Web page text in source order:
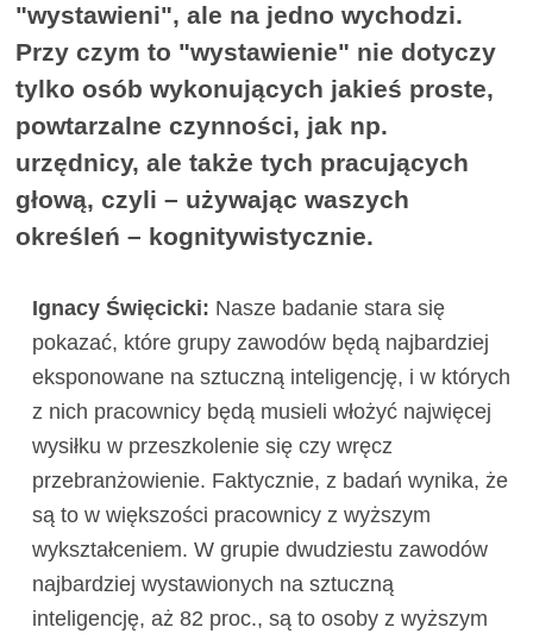
"wystawieni", ale na jedno wychodzi.
Przy czym to "wystawienie" nie dotyczy
tylko osób wykonujących jakieś proste,
powtarzalne czynności, jak np.
urzędnicy, ale także tych pracujących
głową, czyli – używając waszych
określeń – kognitywistycznie.
Ignacy Święcicki: Nasze badanie stara się
pokazać, które grupy zawodów będą najbardziej
eksponowane na sztuczną inteligencję, i w których
z nich pracownicy będą musieli włożyć najwięcej
wysiłku w przeszkolenie się czy wręcz
przebranżowienie. Faktycznie, z badań wynika, że
są to w większości pracownicy z wyższym
wykształceniem. W grupie dwudziestu zawodów
najbardziej wystawionych na sztuczną
inteligencję, aż 82 proc., są to osoby z wyższym